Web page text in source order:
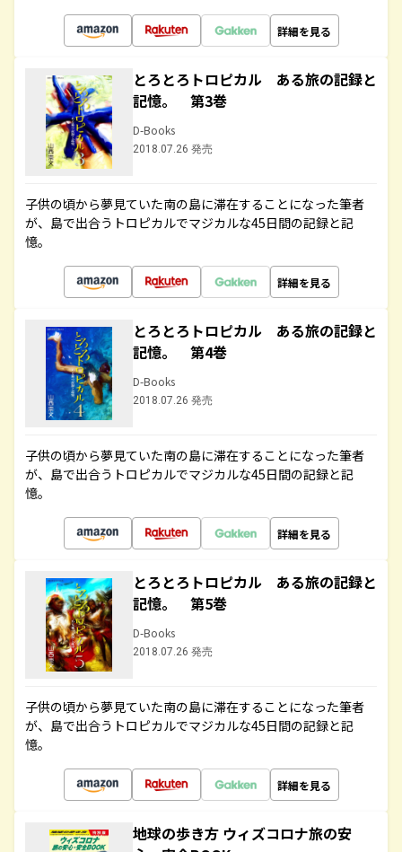
詳細を見る
とろとろトロピカル ある旅の記録と
記憶。 第3巻
D-Books
2018.07.26 発売
子供の頃から夢見ていた南の島に滞在することになった筆者
が、島で出合うトロピカルでマジカルな45日間の記録と記
憶。
詳細を見る
とろとろトロピカル ある旅の記録と
記憶。 第4巻
D-Books
2018.07.26 発売
子供の頃から夢見ていた南の島に滞在することになった筆者
が、島で出合うトロピカルでマジカルな45日間の記録と記
憶。
詳細を見る
とろとろトロピカル ある旅の記録と
記憶。 第5巻
D-Books
2018.07.26 発売
子供の頃から夢見ていた南の島に滞在することになった筆者
が、島で出合うトロピカルでマジカルな45日間の記録と記
憶。
詳細を見る
地球の歩き方 ウィズコロナ旅の安